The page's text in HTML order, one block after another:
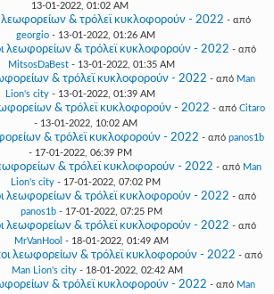
13-01-2022, 01:02 AM
λεωφορείων & τρόλεϊ κυκλοφορούν - 2022 - από
georgio - 13-01-2022, 01:26 AM
λεωφορείων & τρόλεϊ κυκλοφορούν - 2022 - από
MitsosDaBest - 13-01-2022, 01:35 AM
& τρόλεϊ κυκλοφορούν - 2022 - από Man
Lion's city- 13-01-2022, 01:39 AM
& τρόλεϊ κυκλοφορούν - 2022 - από Citaro
- 13-01-2022, 10:02 AM
& τρόλεϊ κυκλοφορούν - 2022 - από panos1b
- 17-01-2022, 06:39 PM
& τρόλεϊ κυκλοφορούν - 2022 - από Man
Lion's city - 17-01-2022, 07:02 PM
λεωφορείων & τρόλεϊ κυκλοφορούν - 2022 - από
panos1b - 17-01-2022, 07:25 PM
λεωφορείων & τρόλεϊ κυκλοφορούν - 2022 - από
MrVanHool - 18-01-2022, 01:49 AM
λεωφορείων & τρόλεϊ κυκλοφορούν - 2022 - από
Man Lion's city - 18-01-2022, 02:42 AM
& τρόλεϊ κυκλοφορούν - 2022 - από Man